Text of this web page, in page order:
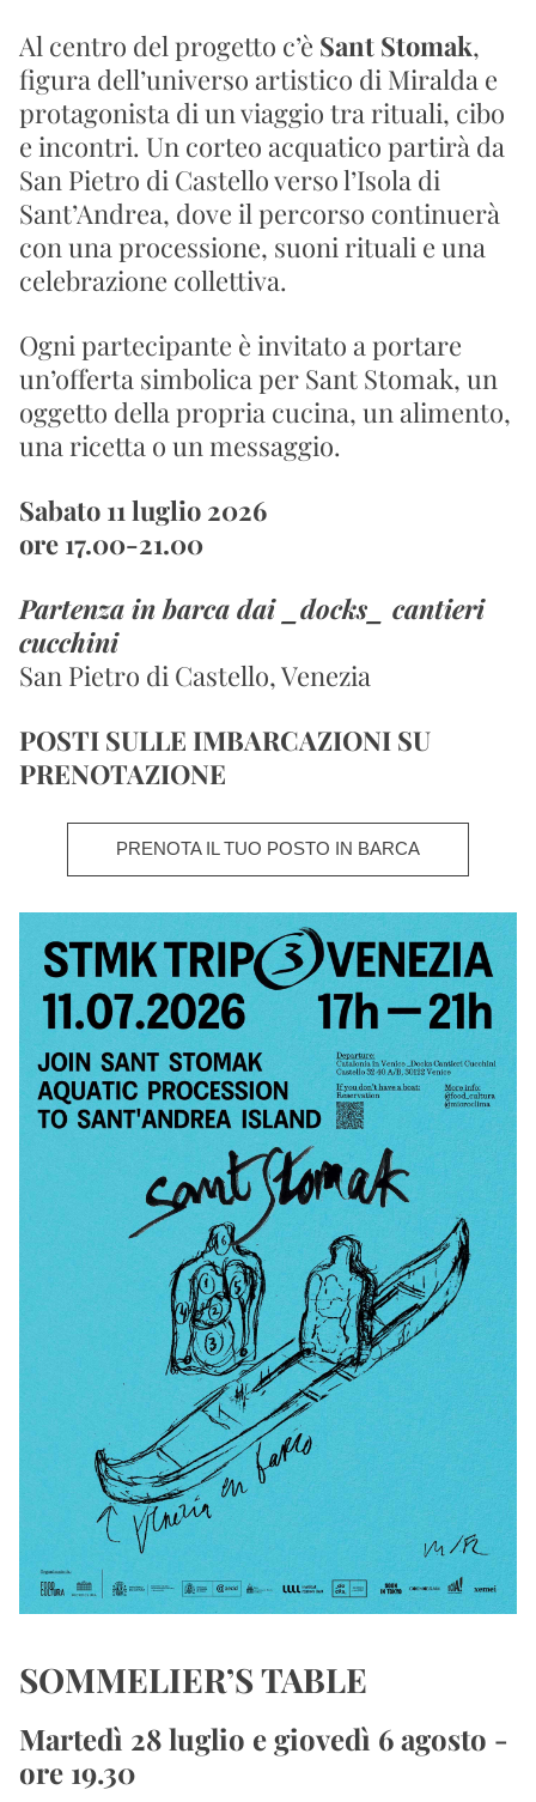
Al centro del progetto c’è Sant Stomak,
figura dell’universo artistico di Miralda e
protagonista di un viaggio tra rituali, cibo
e incontri. Un corteo acquatico partirà da
San Pietro di Castello verso l’Isola di
Sant’Andrea, dove il percorso continuerà
con una processione, suoni rituali e una
celebrazione collettiva.
Ogni partecipante è invitato a portare
un’offerta simbolica per Sant Stomak, un
oggetto della propria cucina, un alimento,
una ricetta o un messaggio.
Sabato 11 luglio 2026
ore 17.00-21.00
Partenza in barca dai _docks_ cantieri
cucchini
San Pietro di Castello, Venezia
POSTI SULLE IMBARCAZIONI SU
PRENOTAZIONE
PRENOTA IL TUO POSTO IN BARCA
SOMMELIER’S TABLE
Martedì 28 luglio e giovedì 6 agosto -
ore 19.30